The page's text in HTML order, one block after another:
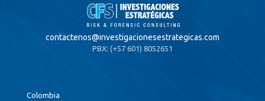
contactenos@investigacionesestrategicas.com
PBX: (+57 601) 8052651
Colombia